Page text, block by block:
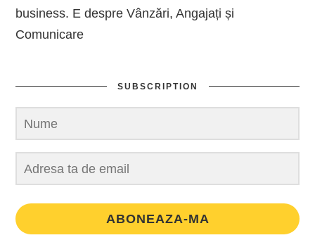
business. E despre Vânzări, Angajați și
Comunicare
SUBSCRIPTION
ABONEAZA-MA